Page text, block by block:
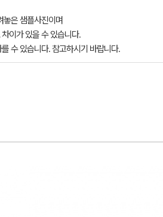
은 샘플사진이며
이가 있을 수 있습니다.
수 있습니다. 참고하시기 바랍니다.